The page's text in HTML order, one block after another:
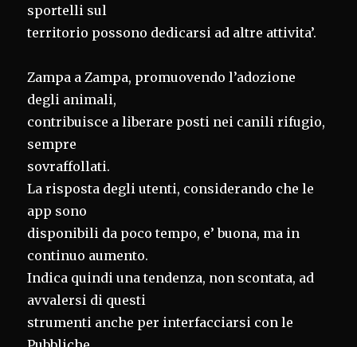
sportelli sul
territorio possono dedicarsi ad altre attivita’.
Zampa a Zampa, promuovendo l’adozione
degli animali,
contribuisce a liberare posti nei canili rifugio,
sempre
sovraffollati.
La risposta degli utenti, considerando che le
app sono
disponibili da poco tempo, e’ buona, ma in
continuo aumento.
Indica quindi una tendenza, non scontata, ad
avvalersi di questi
strumenti anche per interfacciarsi con le